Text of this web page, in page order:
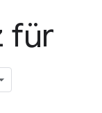
für